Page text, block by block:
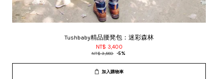
Tushbaby精品腰凳包：迷彩森林
NT$ 3,400
NT$ 3,580 -5%
加入購物車